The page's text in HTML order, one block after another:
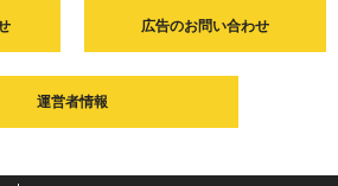
広告のお問い合わせ
運営者情報